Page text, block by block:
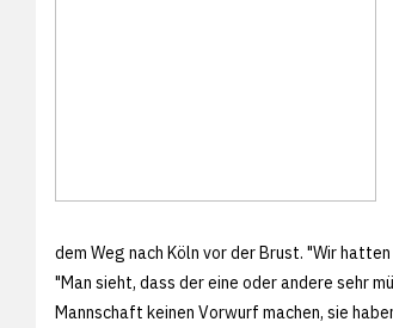
dem Weg nach Köln vor der Brust. "Wir
"Man sieht, dass der eine oder andere sehr
Mannschaft keinen Vorwurf machen, sie